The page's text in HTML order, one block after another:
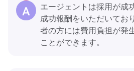
エージェントは採用が成
成功報酬をいただいてお
者の方には費用負担が発
ことができます。